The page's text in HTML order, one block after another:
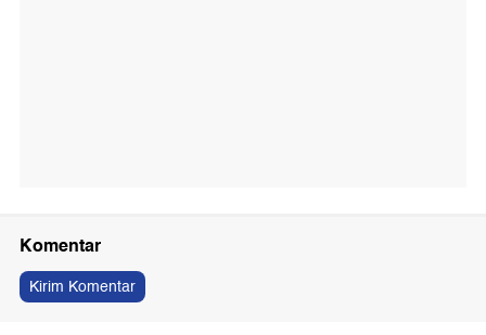
Komentar
Kirim Komentar